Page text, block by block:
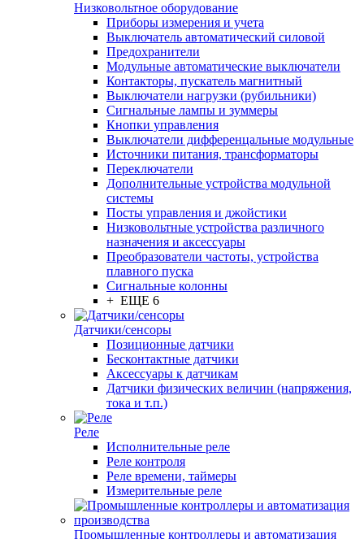
Низковольтное оборудование
Приборы измерения и учета
Выключатель автоматический силовой
Предохранители
Модульные автоматические выключатели
Контакторы, пускатель магнитный
Выключатели нагрузки (рубильники)
Сигнальные лампы и зуммеры
Кнопки управления
Выключатели дифференцальные модульные
Источники питания, трансформаторы
Переключатели
Дополнительные устройства модульной
системы
Посты управления и джойстики
Низковольтные устройства различного
назначения и аксессуары
Преобразователи частоты, устройства
плавного пуска
Сигнальные колонны
+ ЕЩЕ 6
Датчики/сенсоры
Позиционные датчики
Бесконтактные датчики
Аксессуары к датчикам
Датчики физических величин (напряжения,
тока и т.п.)
Реле
Исполнительные реле
Реле контроля
Реле времени, таймеры
Измерительные реле
Промышленные контроллеры и автоматизация